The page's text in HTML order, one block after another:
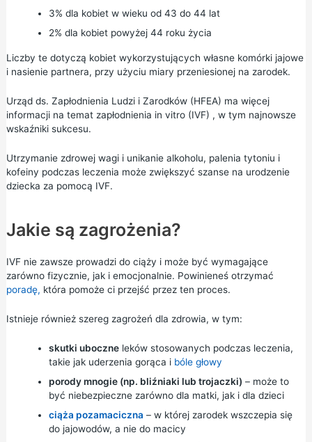
3% dla kobiet w wieku od 43 do 44 lat
2% dla kobiet powyżej 44 roku życia
Liczby te dotyczą kobiet wykorzystujących własne komórki jajowe
i nasienie partnera, przy użyciu miary przeniesionej na zarodek.
Urząd ds. Zapłodnienia Ludzi i Zarodków (HFEA) ma więcej
informacji na temat zapłodnienia in vitro (IVF) , w tym najnowsze
wskaźniki sukcesu.
Utrzymanie zdrowej wagi i unikanie alkoholu, palenia tytoniu i
kofeiny podczas leczenia może zwiększyć szanse na urodzenie
dziecka za pomocą IVF.
Jakie są zagrożenia?
IVF nie zawsze prowadzi do ciąży i może być wymagające
zarówno fizycznie, jak i emocjonalnie. Powinieneś otrzymać
poradę, która pomoże ci przejść przez ten proces.
Istnieje również szereg zagrożeń dla zdrowia, w tym:
skutki uboczneleków stosowanych podczas leczenia,
takie jak uderzenia gorąca i bóle głowy
porody mnogie (np. bliźniaki lub trojaczki) – może to
być niebezpieczne zarówno dla matki, jak i dla dzieci
ciąża pozamaciczna – w której zarodek wszczepia się
do jajowodów, a nie do macicy